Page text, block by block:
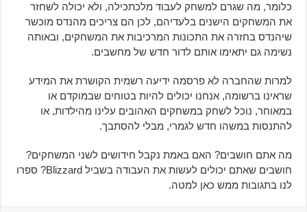
כלומר, מה שגרם למשחק לעבוד מלכתכילה, ולא יכולה לשחזר
את המשחקים הישנים בלעדיהם, לכן הם צריכים מהנדס מוכשר
שיהנדס בחזרה את התכונות המרכיבות את המשחקים, ובאותה
נשימה גם יתאימו אותם לדור חדש של מחשבים.
למרות שהחברה לא פרסמה ידיעה רשמית הקושרת את המידע
שראינו ברשומה, אנחנו יכולים להיות בטוחים שבמוקדם או
במאוחר, נוכל לשחק במשחקים האהובים עלינו מהילדות, או
להתנסות במשהו חדש לגמרי, מבלי להסתבך.
מה אתם חושבים? האם באמת נקבל חידושים לשני המשחקים?
חושבים שאתם יכולים לעשות את העבודה בשביל Blizzard? ספרו
לנו בתגובות ממש כאן למטה.